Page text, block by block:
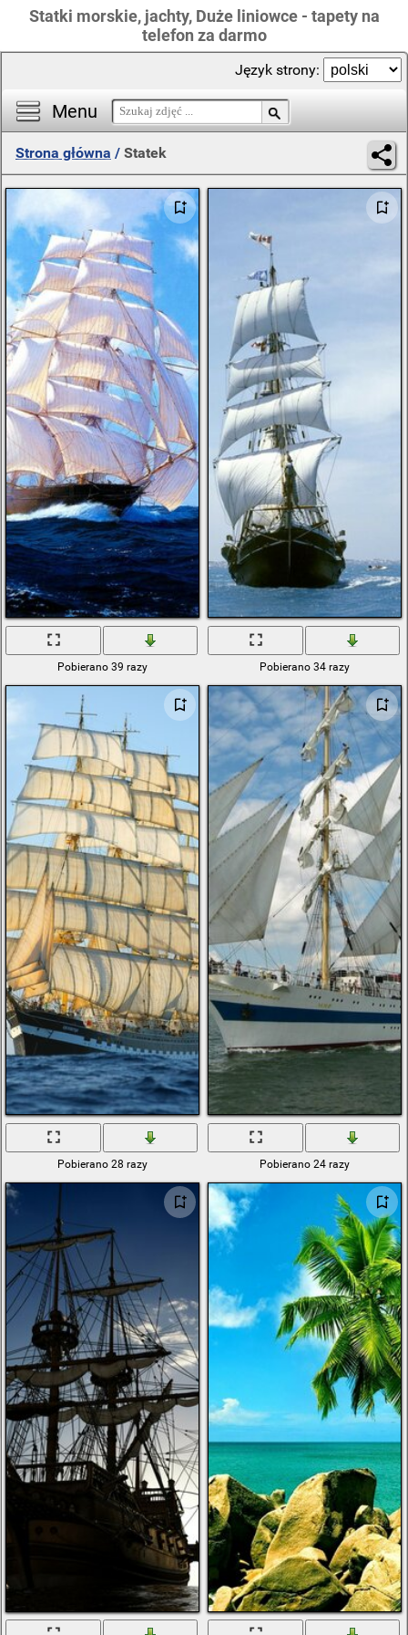
Statki morskie, jachty, Duże liniowce - tapety na
telefon za darmo
Menu
Język strony:
Strona główna / Statek
Pobierano 39 razy Pobierano 34 razy
Pobierano 28 razy Pobierano 24 razy